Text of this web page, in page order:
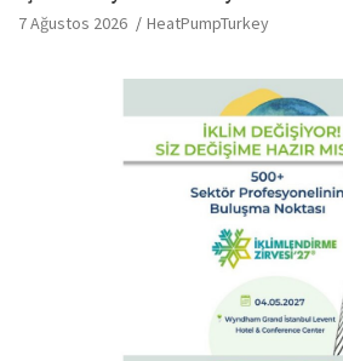
7 Ağustos 2026 HeatPumpTurkey